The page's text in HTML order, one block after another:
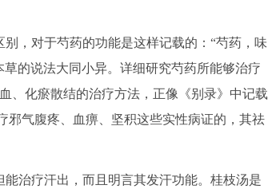
，对于芍药的功能是这样记载的：“芍药，味
的说法大同小异。详细研究芍药所能够治疗
、化瘀散结的治疗方法，正像《别录》中记载
邪气腹疼、血痹、坚积这些实性病证的，其祛
治疗汗出，而且明言其发汗功能。桂枝汤是